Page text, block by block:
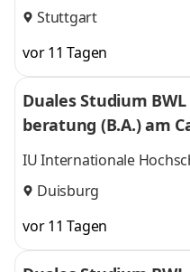
Stuttgart
vor 11 Tagen
Duales Studium
beratung (B.A.) am
IU Internationale
Duisburg
vor 11 Tagen